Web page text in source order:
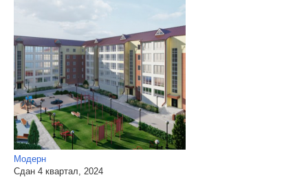
Модерн
Сдан 4 квартал, 2024